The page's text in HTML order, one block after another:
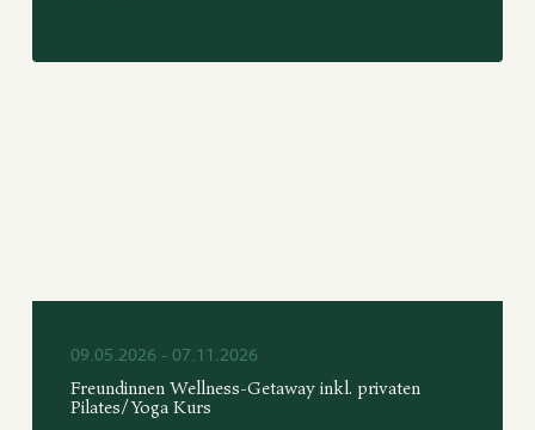
09.05.2026 - 07.11.2026
Freundinnen Wellness-Getaway inkl. privaten
Pilates/Yoga Kurs